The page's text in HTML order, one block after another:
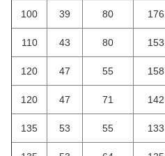
100 39 80 176
110 43 80 153
120 47 55 158
120 47 71 142
135 53 55 133